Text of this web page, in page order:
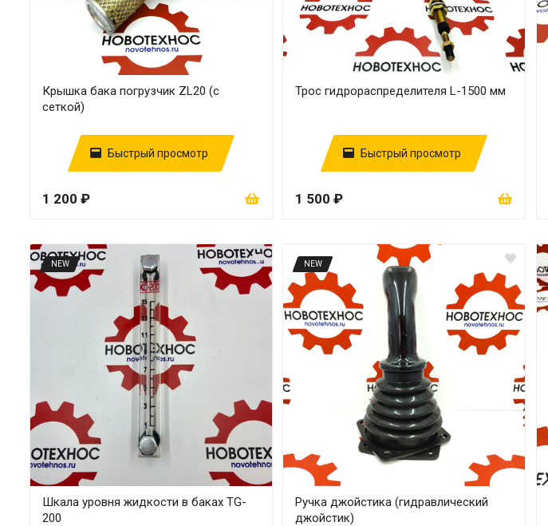
Крышка бака погрузчик ZL20 (с
сеткой)
Быстрый просмотр
1 200 ₽
Трос гидрораспределителя L-1500 мм
Быстрый просмотр
1 500 ₽
NEW
Шкала уровня жидкости в баках TG-
200
NEW
Ручка джойстика (гидравлический
джойстик)